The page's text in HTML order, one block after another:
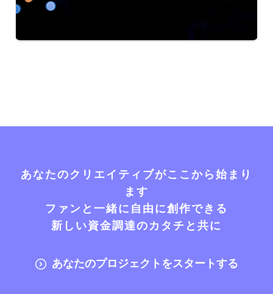
あなたのクリエイティブがここから始まり
ます
ファンと一緒に自由に創作できる
新しい資金調達のカタチと共に
あなたのプロジェクトをスタートする